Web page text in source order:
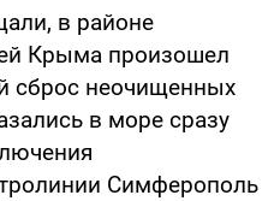
в районе
Крыма произо­шел
сброс неочищенных
в море сразу
Симферополь